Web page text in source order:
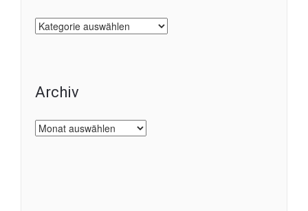
Kategorien
Archiv
Archiv